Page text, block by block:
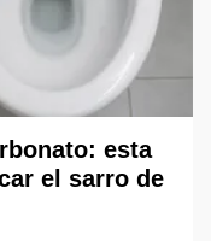
esta
el sarro de